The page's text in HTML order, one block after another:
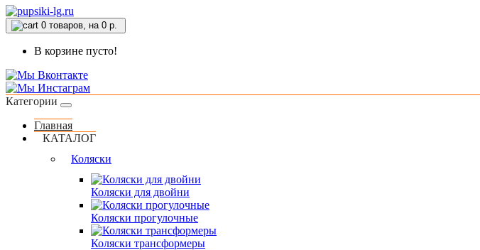
0 товаров, на 0 р.
В корзине пусто!
Категории
Главная
КАТАЛОГ
Коляски
Коляски для двойни
Коляски прогулочные
Коляски трансформеры